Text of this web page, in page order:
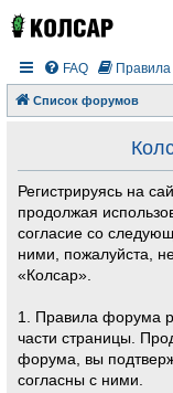
FAQ Правила
Список форумов
Регистрируясь на
продолжая
согласие со
ними, пожалуйста,
«Колсар».
1. Правила форума
части страницы.
форума, вы
согласны с ними.